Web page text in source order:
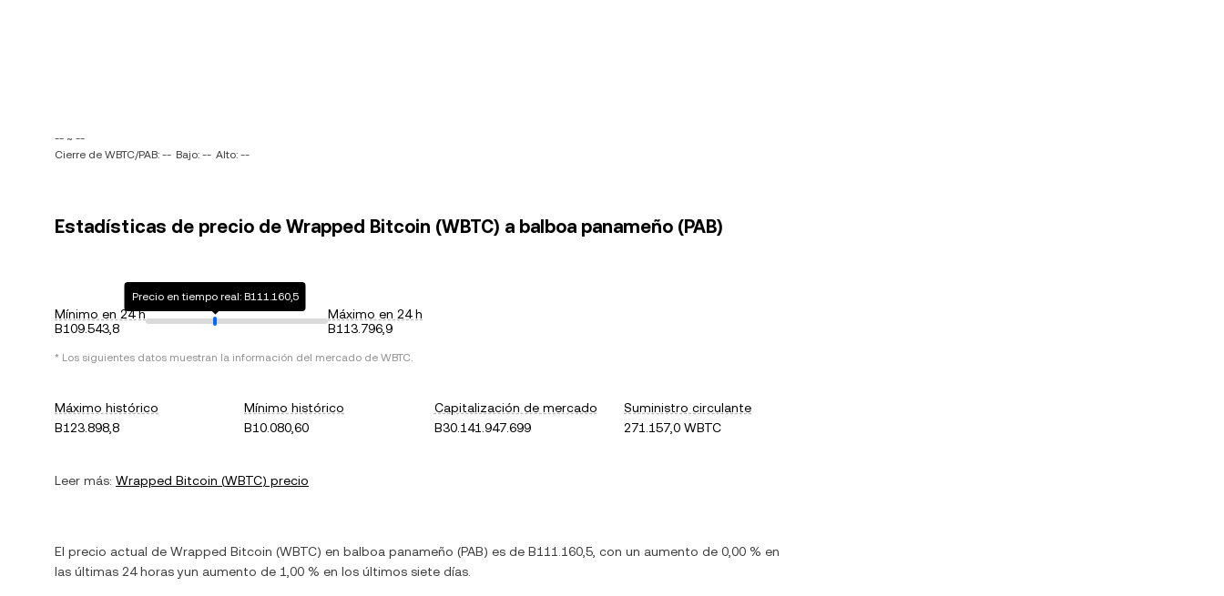
-- ~ --
Cierre de WBTC/PAB: -- Bajo: -- Alto: --
Estadísticas de precio de Wrapped Bitcoin (WBTC) a balboa panameño (PAB)
Mínimo en 24 h
B109.543,8
Precio en tiempo real: B111.160,5
Máximo en 24 h
B113.796,9
* Los siguientes datos muestran la información del mercado de WBTC.
Máximo histórico
B123.898,8
Mínimo histórico
B10.080,60
Capitalización de mercado
B30.141.947.699
Suministro circulante
271.157,0 WBTC
Leer más: Wrapped Bitcoin (WBTC) precio
El precio actual de Wrapped Bitcoin (WBTC) en balboa panameño (PAB) es de B111.160,5 , con un aumento de 0,00 % en
las últimas 24 horas yun aumento de 1,00 % en los últimos siete días.